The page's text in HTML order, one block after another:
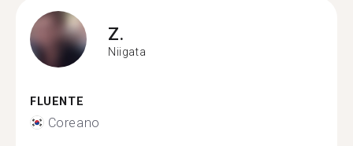
Z.
Niigata
FLUENTE
Coreano